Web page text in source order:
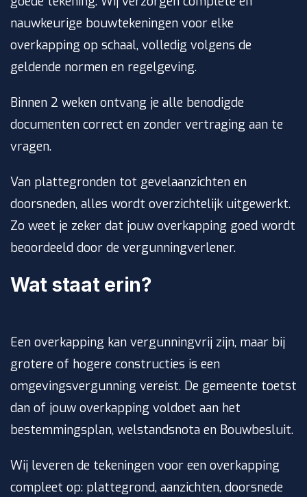
nauwkeurige bouwtekeningen voor elke
overkapping op schaal, volledig volgens de
geldende normen en regelgeving.
Binnen 2 weken ontvang je alle benodigde
documenten correct en zonder vertraging aan te
vragen.
Van plattegronden tot gevelaanzichten en
doorsneden, alles wordt overzichtelijk uitgewerkt.
Zo weet je zeker dat jouw overkapping goed wordt
beoordeeld door de vergunningverlener.
Wat staat erin?
Een overkapping kan vergunningvrij zijn, maar bij
grotere of hogere constructies is een
omgevingsvergunning vereist. De gemeente toetst
dan of jouw overkapping voldoet aan het
bestemmingsplan, welstandsnota en Bouwbesluit.
Wij leveren de tekeningen voor een overkapping
compleet op: plattegrond, aanzichten, doorsnede